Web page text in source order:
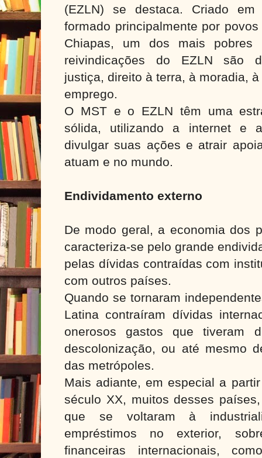
(EZLN) se destaca. Criado
formado principalmente por
Chiapas, um dos mais
reivindicações do EZLN são
justiça, direito à terra, à moradia,
emprego.
O MST e o EZLN têm uma
sólida, utilizando a internet e
divulgar suas ações e atrair
atuam e no mundo.
Endividamento externo
De modo geral, a economia dos
caracteriza-se pelo grande
pelas dívidas contraídas com
com outros países.
Quando se tornaram
Latina contraíram dívidas
onerosos gastos que tiveram
descolonização, ou até mesmo
das metrópoles.
Mais adiante, em especial a
século XX, muitos desses
que se voltaram à
empréstimos no exterior,
financeiras internacionais,